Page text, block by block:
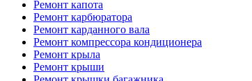
Ремонт капота
Ремонт карбюратора
Ремонт карданного вала
Ремонт компрессора кондиционера
Ремонт крыла
Ремонт крыши